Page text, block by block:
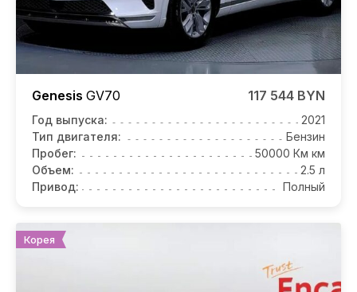
Genesis GV70 117 544 BYN
Год выпуска:
2021
Тип двигателя:
Бензин
Пробег:
50000 Км км
Объем:
2.5 л
Привод:
Полный
Корея